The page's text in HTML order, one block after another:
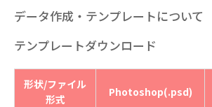
データ作成・テンプレートについて
テンプレートダウンロード
形状/ファイル
形式
Photoshop(.psd)